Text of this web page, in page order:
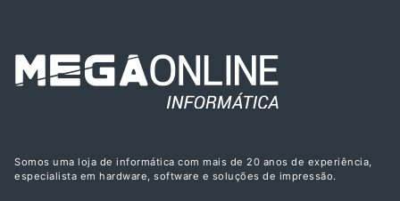
Somos uma loja de informática com mais de 20 anos de experiência,
especialista em hardware, software e soluções de impressão.